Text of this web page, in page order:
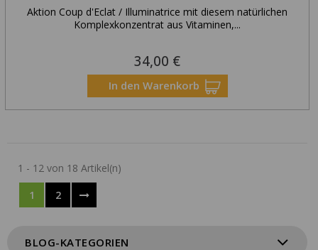
Aktion Coup d'Eclat / Illuminatrice mit diesem natürlichen
Komplexkonzentrat aus Vitaminen,...
Preis
34,00 €
In den Warenkorb
1 - 12 von 18 Artikel(n)
1
2
BLOG-KATEGORIEN